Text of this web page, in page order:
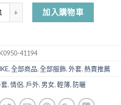
加入購物車
41194
,全部商品,全部服飾,外套,熱賣推薦
,情侶, 戶外, 男女,輕薄, 防曬